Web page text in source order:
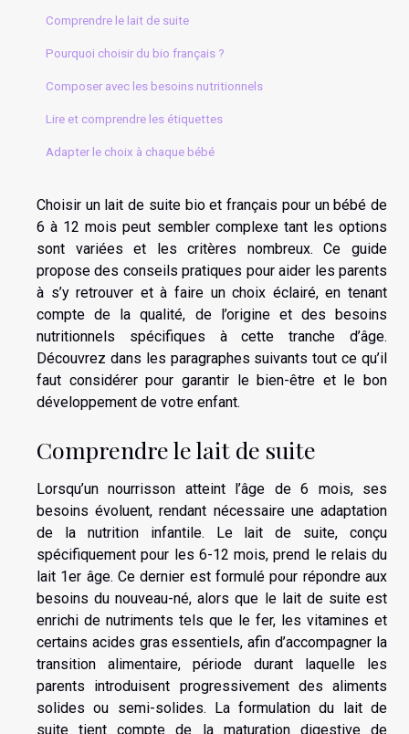
Comprendre le lait de suite
Pourquoi choisir du bio français ?
Composer avec les besoins nutritionnels
Lire et comprendre les étiquettes
Adapter le choix à chaque bébé
Choisir un lait de suite bio et français pour un bébé de
6 à 12 mois peut sembler complexe tant les options
sont variées et les critères nombreux. Ce guide
propose des conseils pratiques pour aider les parents
à s’y retrouver et à faire un choix éclairé, en tenant
compte de la qualité, de l’origine et des besoins
nutritionnels spécifiques à cette tranche d’âge.
Découvrez dans les paragraphes suivants tout ce qu’il
faut considérer pour garantir le bien-être et le bon
développement de votre enfant.
Comprendre le lait de suite
Lorsqu’un nourrisson atteint l’âge de 6 mois, ses
besoins évoluent, rendant nécessaire une adaptation
de la nutrition infantile. Le lait de suite, conçu
spécifiquement pour les 6-12 mois, prend le relais du
lait 1er âge. Ce dernier est formulé pour répondre aux
besoins du nouveau-né, alors que le lait de suite est
enrichi de nutriments tels que le fer, les vitamines et
certains acides gras essentiels, afin d’accompagner la
transition alimentaire, période durant laquelle les
parents introduisent progressivement des aliments
solides ou semi-solides. La formulation du lait de
suite tient compte de la maturation digestive de